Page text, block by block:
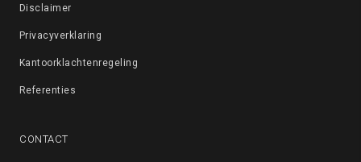
Disclaimer
Privacyverklaring
Kantoorklachtenregeling
Referenties
CONTACT